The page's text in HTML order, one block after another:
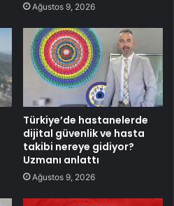
Ağustos 9, 2026
Türkiye’de hastanelerde
dijital güvenlik ve hasta
takibi nereye gidiyor?
Uzmanı anlattı
Ağustos 9, 2026